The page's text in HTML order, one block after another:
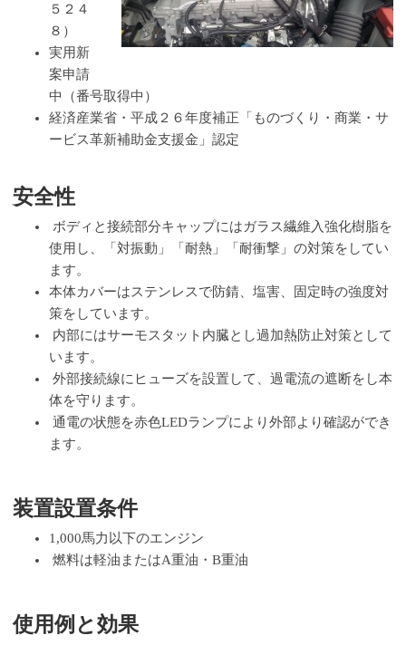
５２４
８）
実用新
案申請
中（番号取得中）
経済産業省・平成２６年度補正「ものづくり・商業・サ
ービス革新補助金支援金」認定
安全性
ボディと接続部分キャップにはガラス繊維入強化樹脂を
使用し、「対振動」「耐熱」「耐衝撃」の対策をしてい
ます。
本体カバーはステンレスで防錆、塩害、固定時の強度対
策をしています。
内部にはサーモスタット内臓とし過加熱防止対策として
います。
外部接続線にヒューズを設置して、過電流の遮断をし本
体を守ります。
通電の状態を赤色LEDランプにより外部より確認ができ
ます。
装置設置条件
1,000馬力以下のエンジン
燃料は軽油またはA重油・B重油
使用例と効果